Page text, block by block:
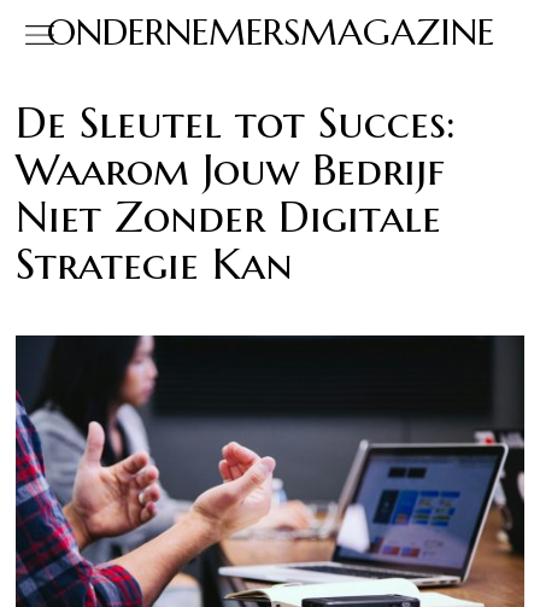
ONDERNEMERSMAGAZINE
De Sleutel tot Succes:
Waarom Jouw Bedrijf
Niet Zonder Digitale
Strategie Kan